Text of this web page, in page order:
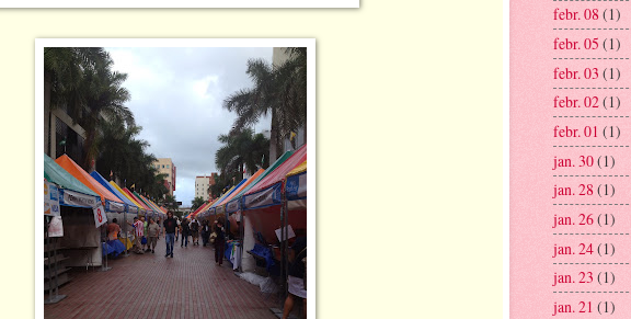
febr. 08(1)
febr. 05 (1)
febr. 03 (1)
febr. 02(1)
febr. 01 (1)
jan. 30(1)
jan. 28(1)
jan. 26(1)
jan. 24(1)
jan. 23 (1)
jan. 21 (1)